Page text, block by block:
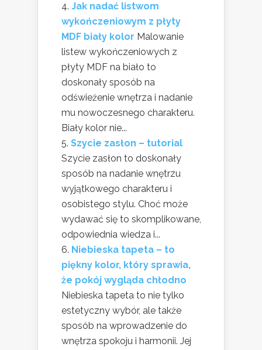
Jak nadać listwom
wykończeniowym z płyty
MDF biały kolor Malowanie
listew wykończeniowych z
płyty MDF na biało to
doskonały sposób na
odświeżenie wnętrza i nadanie
mu nowoczesnego charakteru.
Biały kolor nie...
Szycie zasłon – tutorial
Szycie zasłon to doskonały
sposób na nadanie wnętrzu
wyjątkowego charakteru i
osobistego stylu. Choć może
wydawać się to skomplikowane,
odpowiednia wiedza i...
Niebieska tapeta – to
piękny kolor, który sprawia,
że pokój wygląda chłodno
Niebieska tapeta to nie tylko
estetyczny wybór, ale także
sposób na wprowadzenie do
wnętrza spokoju i harmonii. Jej